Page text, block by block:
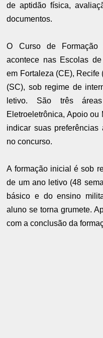
de aptidão física,
documentos.
O Curso de
acontece nas Escolas de
em Fortaleza (CE),
(SC), sob regime de
letivo. São três
Eletroeletrônica, Apoio
indicar suas
no concurso.
A formação inicial é sob
de um ano letivo (48
básico e do ensino
aluno se torna grumete.
com a conclusão da